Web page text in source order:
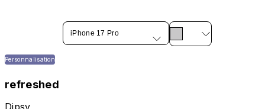
iPhone 17 Pro
Personnalisation
refreshed